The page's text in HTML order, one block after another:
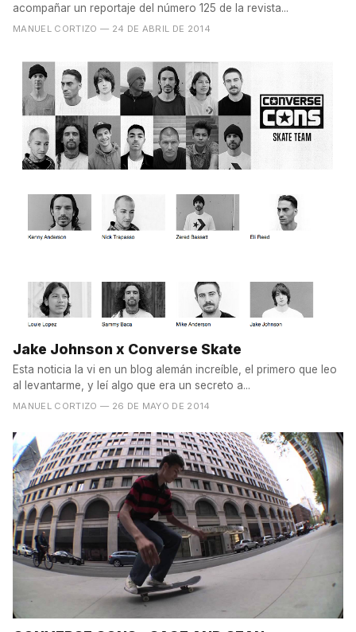
acompañar un reportaje del número 125 de la revista...
MANUEL CORTIZO — 24 DE ABRIL DE 2014
Jake Johnson x Converse Skate
Esta noticia la vi en un blog alemán increíble, el primero que leo
al levantarme, y leí algo que era un secreto a...
MANUEL CORTIZO — 26 DE MAYO DE 2014